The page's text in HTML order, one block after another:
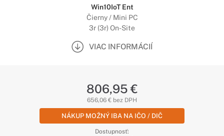
Win10IoT Ent
Čierny / Mini PC
3r (3r) On-Site
VIAC INFORMÁCIÍ
806,95 €
656,06 € bez DPH
NÁKUP MOŽNÝ IBA NA IČO / DIČ
Dostupnosť: